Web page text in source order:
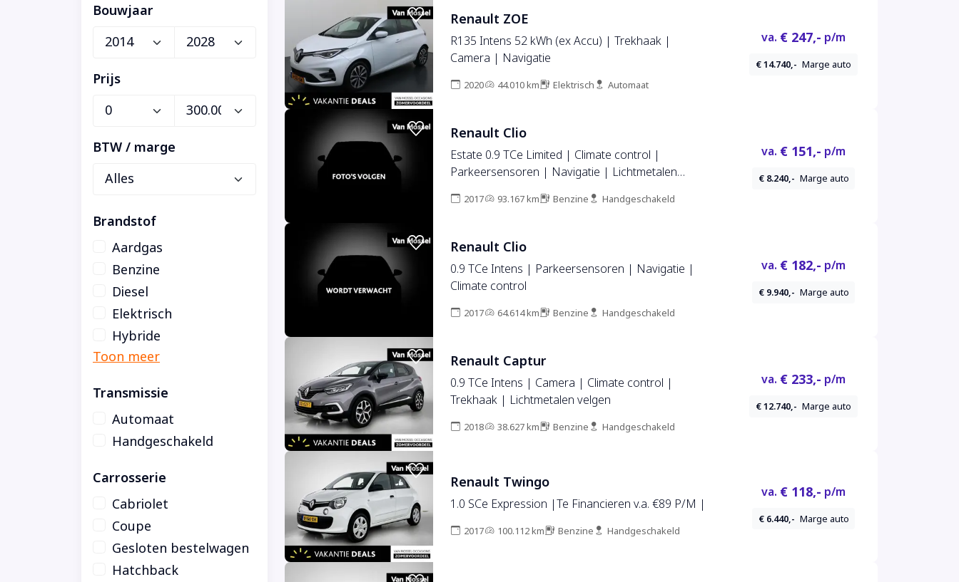
Bouwjaar
Prijs
BTW / marge
Brandstof
Aardgas
Benzine
Diesel
Elektrisch
Hybride
Transmissie
Automaat
Handgeschakeld
Carrosserie
Cabriolet
Coupe
Gesloten bestelwagen
Hatchback
Renault ZOE
R135 Intens 52 kWh (ex Accu) | Trekhaak |
Camera | Navigatie
2020 44.010 km Elektrisch Automaat
va. € 247,- p/m
€ 14.740,- Marge auto
Renault Clio
Estate 0.9 TCe Limited | Climate control |
Parkeersensoren | Navigatie | Lichtmetalen
2017 93.167 km Benzine Handgeschakeld
va. € 151,- p/m
€ 8.240,- Marge auto
Renault Clio
0.9 TCe Intens | Parkeersensoren | Navigatie |
Climate control
2017 64.614 km Benzine Handgeschakeld
va. € 182,- p/m
€ 9.940,- Marge auto
Renault Captur
0.9 TCe Intens | Camera | Climate control |
Trekhaak | Lichtmetalen velgen
2018 38.627 km Benzine Handgeschakeld
va. € 233,- p/m
€ 12.740,- Marge auto
Renault Twingo
1.0 SCe Expression |Te Financieren v.a. €89 P/M |
2017 100.112 km Benzine Handgeschakeld
va. € 118,- p/m
€ 6.440,- Marge auto